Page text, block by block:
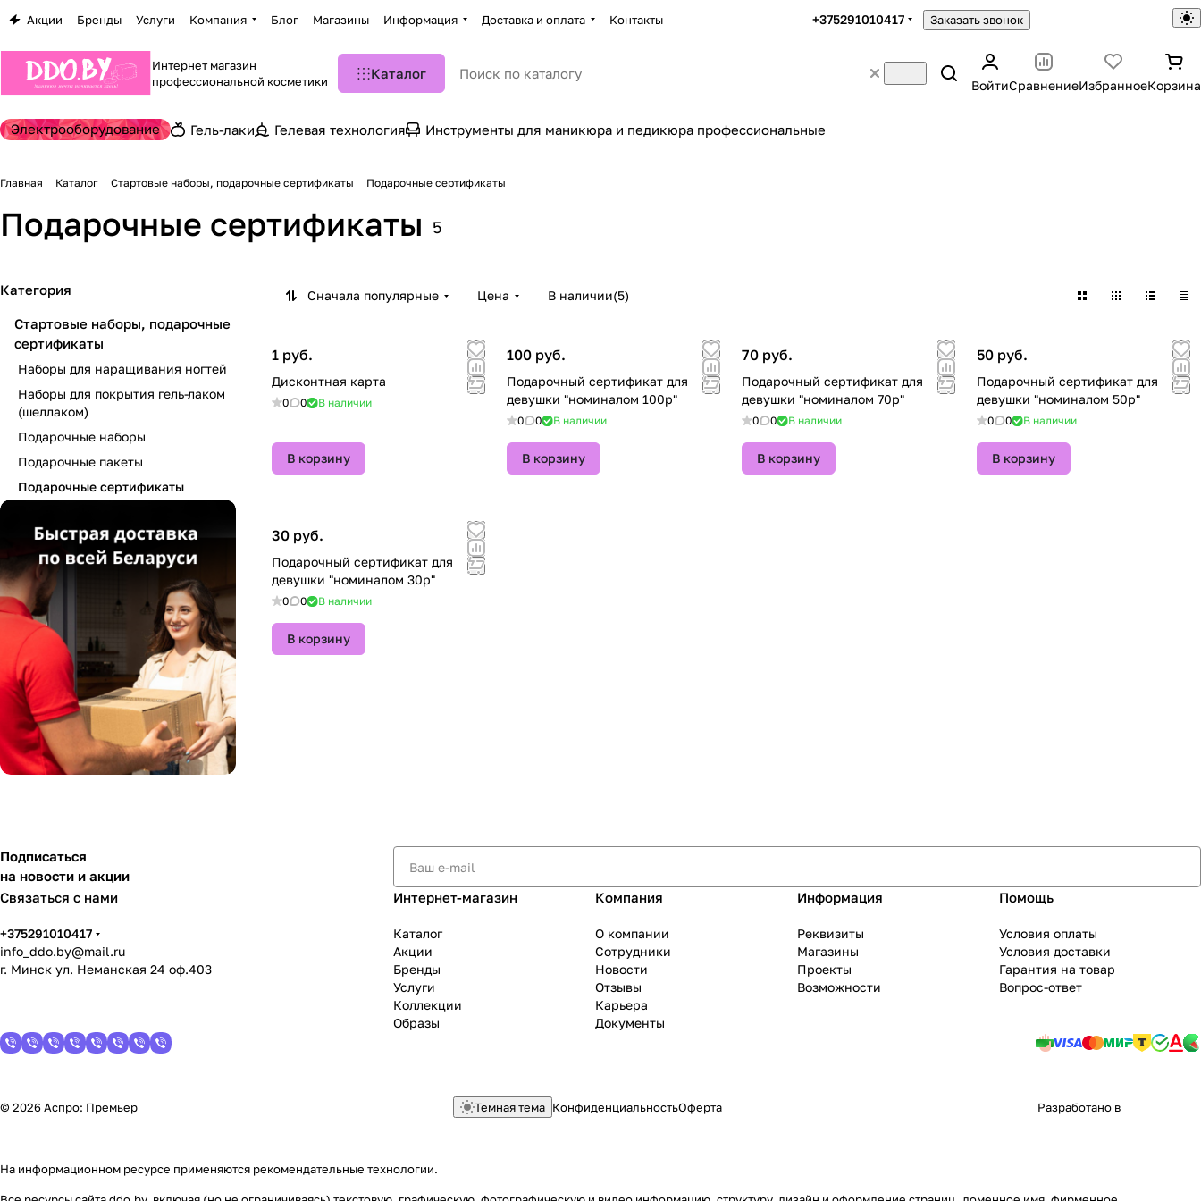
Акции Бренды Услуги Компания Блог Магазины Информация Доставка и оплата Контакты +375291010417 Заказать звонок
Интернет магазин
профессиональной косметики
Каталог
ВойтиСравнениеИзбранноеКорзина
Электрооборудование Гель-лаки Гелевая технология Инструменты для маникюра и педикюра профессиональные
Главная Каталог Стартовые наборы, подарочные сертификаты Подарочные сертификаты
Подарочные сертификаты 5
Сначала популярные Цена В наличии(5)
1 руб.
Дисконтная карта
0 0 В наличии
В корзину
100 руб.
Подарочный сертификат для
девушки "номиналом 100р"
0 0 В наличии
В корзину
70 руб.
Подарочный сертификат для
девушки "номиналом 70р"
0 0 В наличии
В корзину
50 руб.
Подарочный сертификат для
девушки "номиналом 50р"
0 0 В наличии
В корзину
30 руб.
Подарочный сертификат для
девушки "номиналом 30р"
0 0 В наличии
В корзину
Категория
Стартовые наборы, подарочные
сертификаты
Наборы для наращивания ногтей
Наборы для покрытия гель-лаком
(шеллаком)
Подарочные наборы
Подарочные пакеты
Подарочные сертификаты
Подписаться
на новости и акции
Связаться с нами
+375291010417
info_ddo.by@mail.ru
г. Минск ул. Неманская 24 оф.403
Интернет-магазин
Каталог
Акции
Бренды
Услуги
Коллекции
Образы
Компания
О компании
Сотрудники
Новости
Отзывы
Карьера
Документы
Информация
Реквизиты
Магазины
Проекты
Возможности
Помощь
Условия оплаты
Условия доставки
Гарантия на товар
Вопрос-ответ
© 2026 Аспро: Премьер Темная тема КонфиденциальностьОферта Разработано в
На информационном ресурсе применяются рекомендательные технологии.